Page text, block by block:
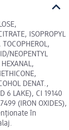
ISOPROPYL
NEOPENTYL
DENAT.,
6 LAKE), CI 19140
(IRON OXIDES),
în